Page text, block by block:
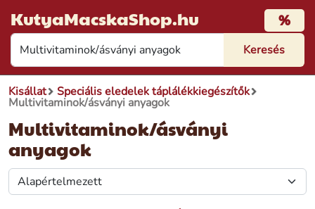
KutyaMacskaShop.hu %
Kisállat Speciális eledelek táplálékkiegészítők
Multivitaminok/ásványi anyagok
Multivitaminok/ásványi
anyagok